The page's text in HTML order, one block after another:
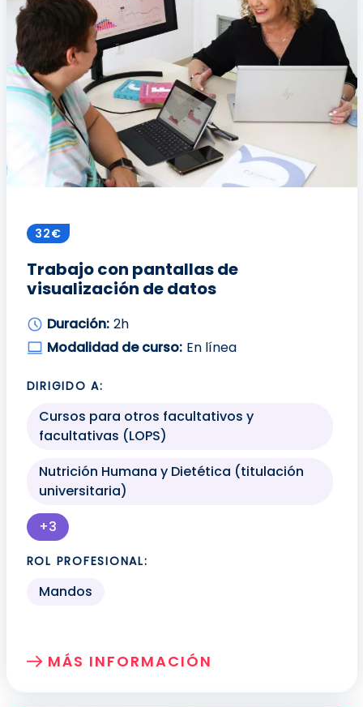
32€
Trabajo con pantallas de
visualización de datos
Duración: 2h
Modalidad de curso: En línea
DIRIGIDO A:
Cursos para otros facultativos y
facultativas (LOPS)
Nutrición Humana y Dietética (titulación
universitaria)
+3
Más perfiles profesionales disponibles para
ROL PROFESIONAL:
Mandos
MÁS INFORMACIÓN
SOBRE: TRABAJO CON PANTALLAS DE